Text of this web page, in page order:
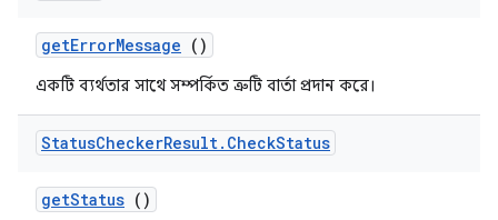
getErrorMessage ()
একটি ব্যর্থতার সাথে সম্পর্কিত ত্রুটি বার্তা প্রদান করে।
StatusCheckerResult. CheckStatus
getStatus ()